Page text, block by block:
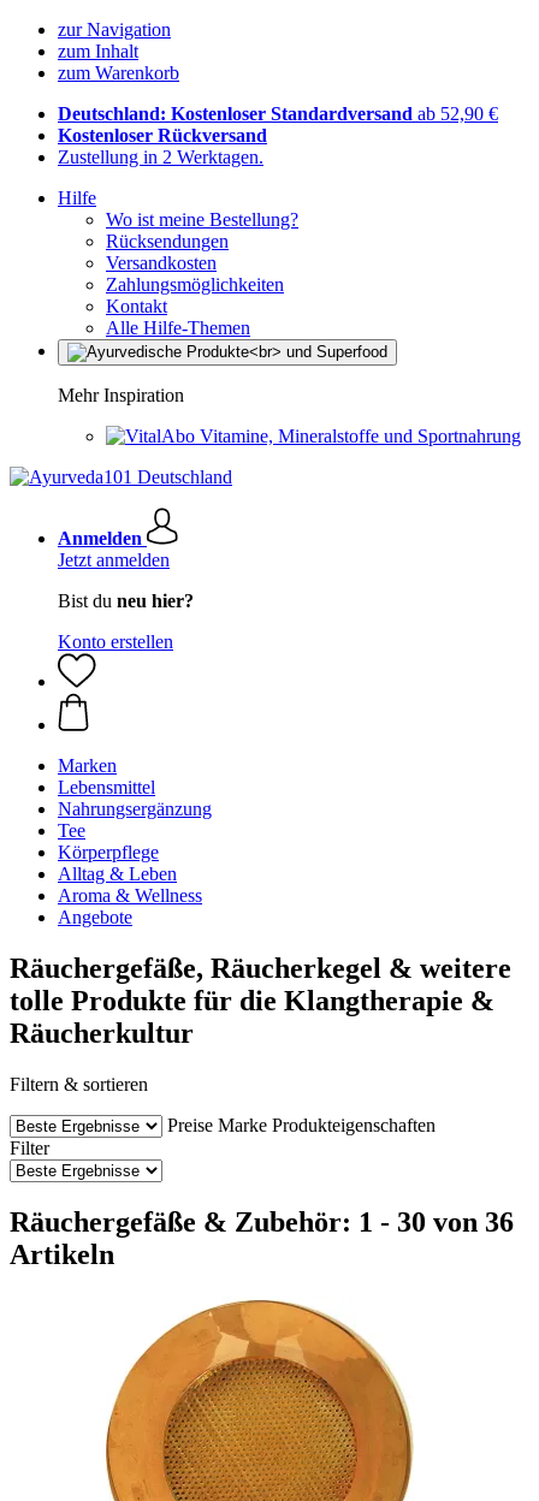
zur Navigation
zum Inhalt
zum Warenkorb
Deutschland: Kostenloser Standardversand ab 52,90 €
Kostenloser Rückversand
Zustellung in 2 Werktagen.
Hilfe
Wo ist meine Bestellung?
Rücksendungen
Versandkosten
Zahlungsmöglichkeiten
Kontakt
Alle Hilfe-Themen
Mehr Inspiration
Vitamine, Mineralstoffe und Sportnahrung
Anmelden
Jetzt anmelden
Bist du neu hier?
Konto erstellen
Marken
Lebensmittel
Nahrungsergänzung
Tee
Körperpflege
Alltag & Leben
Aroma & Wellness
Angebote
Räuchergefäße, Räucherkegel & weitere
tolle Produkte für die Klangtherapie &
Räucherkultur
Filtern & sortieren
Preise Marke Produkteigenschaften
Filter
Räuchergefäße & Zubehör: 1 - 30 von 36
Artikeln